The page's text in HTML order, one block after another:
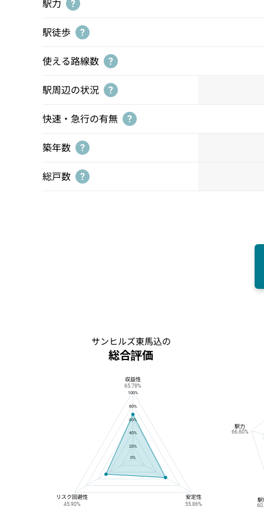
駅力 ?
駅徒歩 ?
使える路線数 ?
駅周辺の状況 ?
快速・急行の有無 ?
築年数 ?
総戸数 ?
サンヒルズ東馬込の
総合評価
サンヒルズ東馬込の総合評価
100%
80%
60%
40%
20%
0%
収益性
65.78%
リスク回避性
45.90%
安定性
55.86%
駅力
66.60%
駅